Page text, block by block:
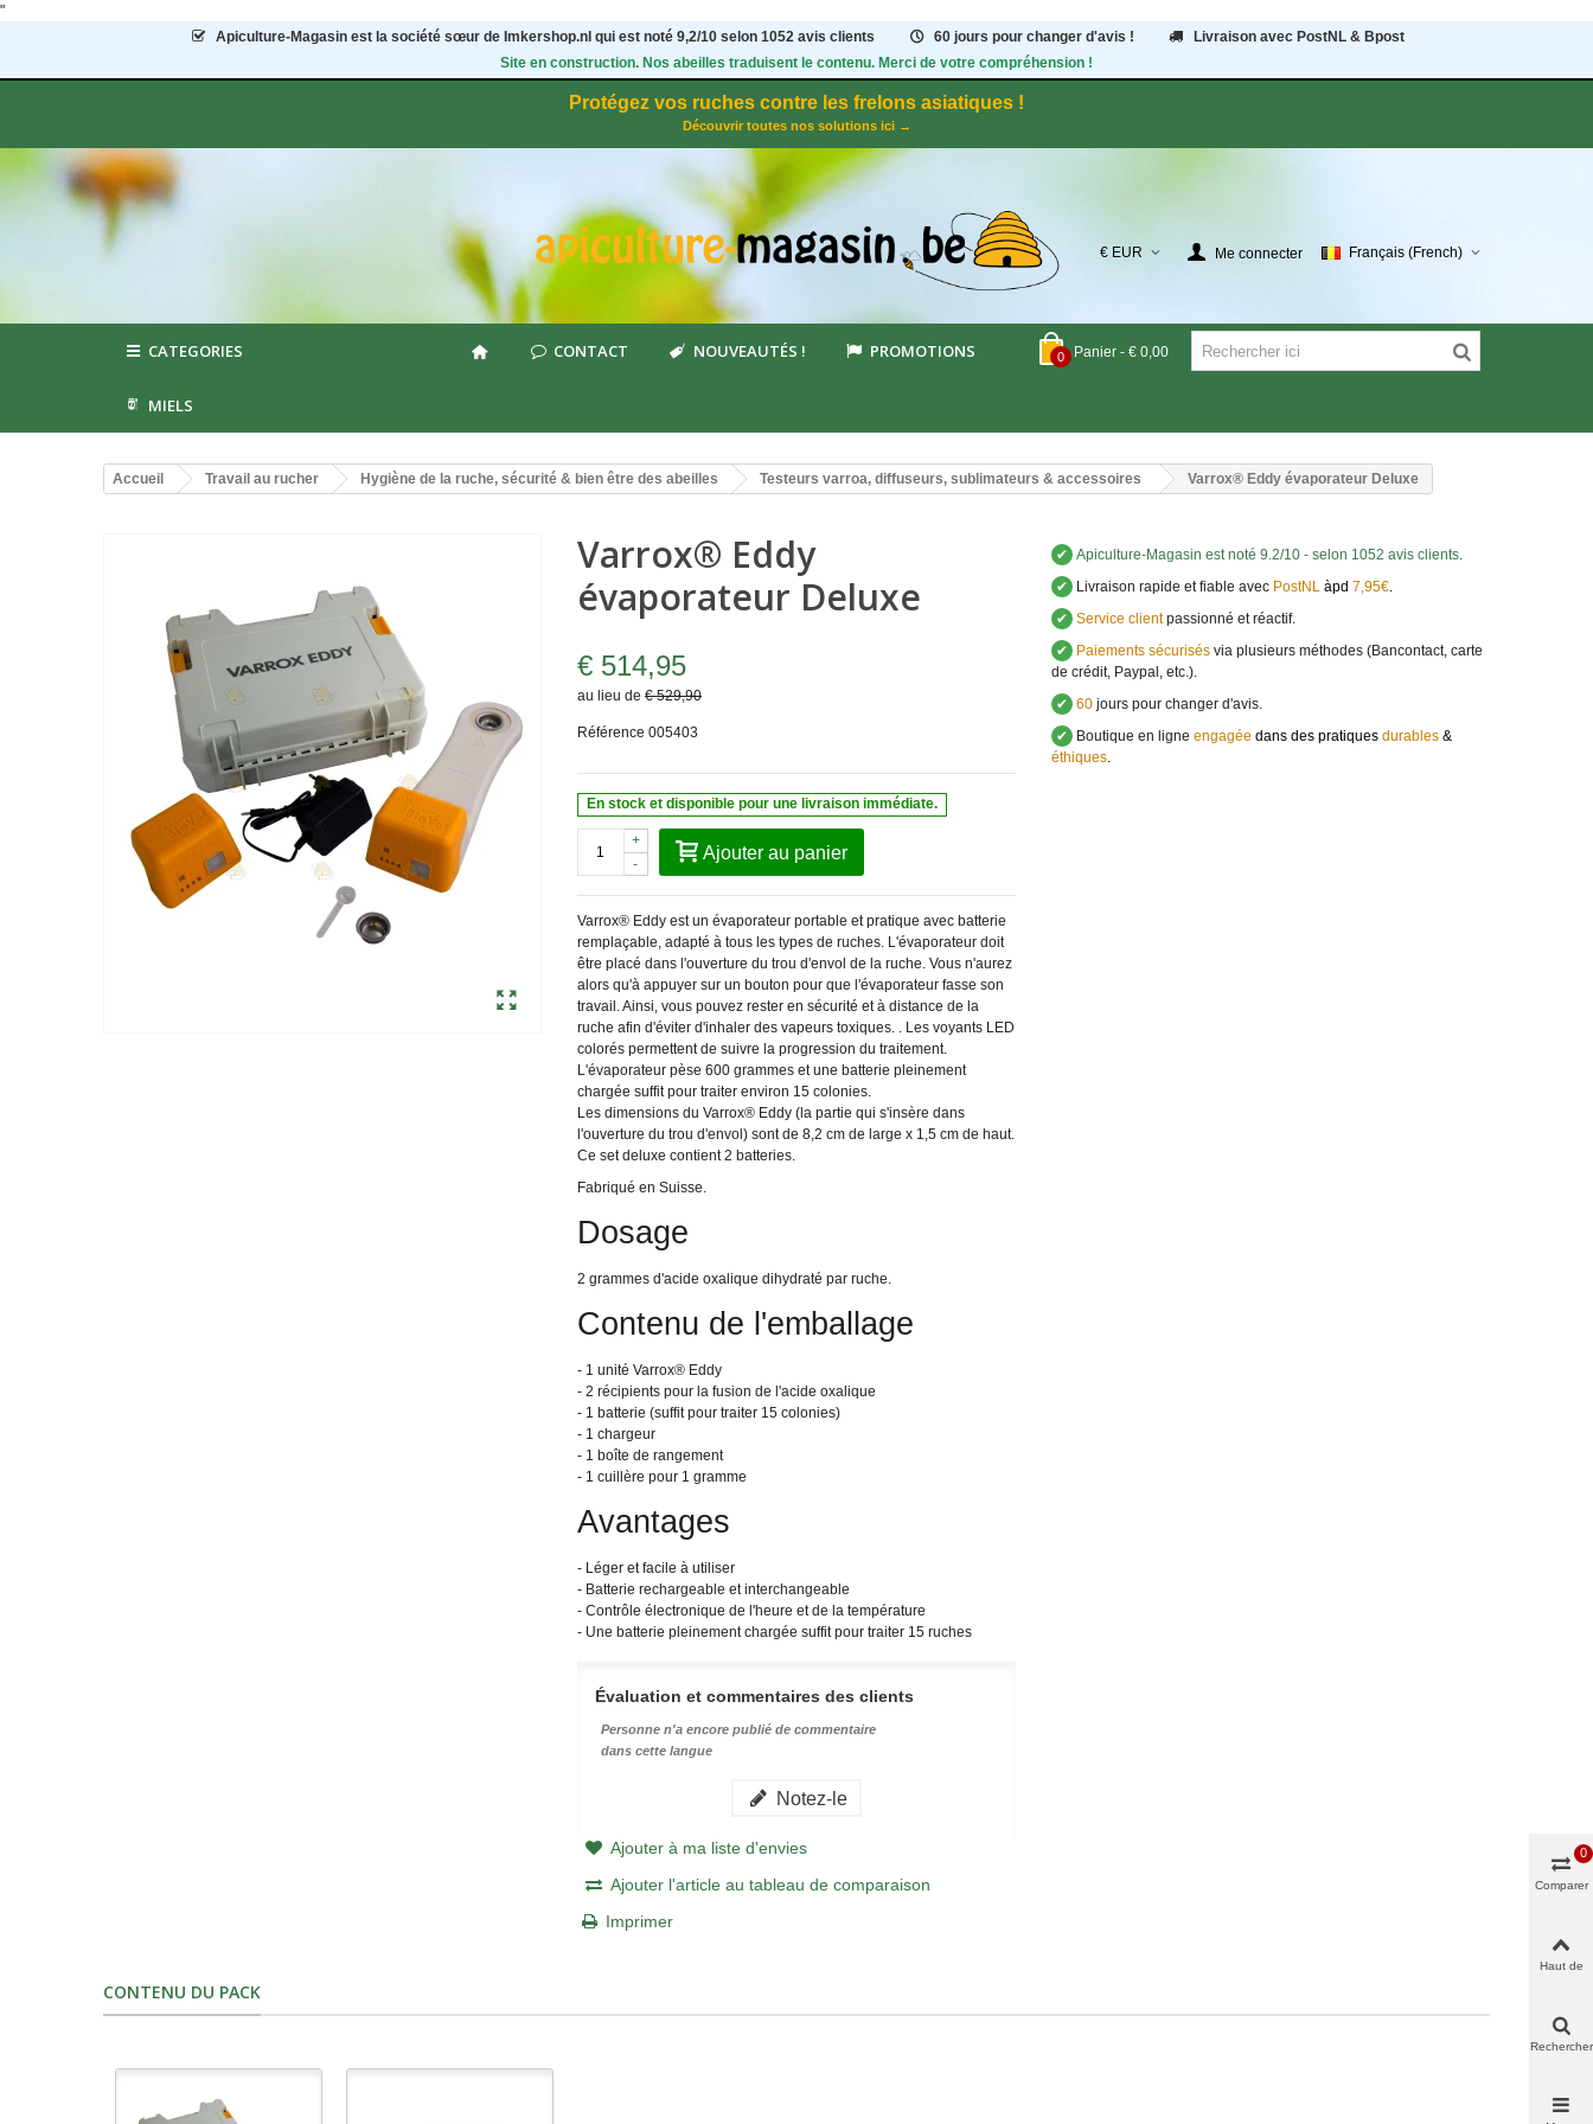
"
Apiculture-Magasin est la société sœur de Imkershop.nl qui est noté 9,2/10 selon 1052avis clients 60 jours pour changer d'avis !
Livraison avec PostNL & Bpost
Site en construction. Nos abeilles traduisent le contenu. Merci de votre compréhension !
Protégez vos ruches contre les frelons asiatiques !
Découvrir toutes nos solutions ici →
€ EUR Me connecter Français (French)
0 Panier - € 0,00
CATEGORIES CONTACT NOUVEAUTÉS ! PROMOTIONS
MIELS
Accueil Travail au rucher Hygiène de la ruche, sécurité & bien être des abeilles Testeurs varroa, diffuseurs, sublimateurs & accessoires Varrox® Eddy évaporateur Deluxe
Varrox® Eddy
évaporateur Deluxe
€ 514,95
au lieu de € 529,90
Référence 005403
En stock et disponible pour une livraison immédiate.
-
+
Ajouter au panier
Varrox® Eddy est un évaporateur portable et pratique avec batterie
remplaçable, adapté à tous les types de ruches. L'évaporateur doit
être placé dans l'ouverture du trou d'envol de la ruche. Vous n'aurez
alors qu'à appuyer sur un bouton pour que l'évaporateur fasse son
travail. Ainsi, vous pouvez rester en sécurité et à distance de la
ruche afin d'éviter d'inhaler des vapeurs toxiques. . Les voyants LED
colorés permettent de suivre la progression du traitement.
L'évaporateur pèse 600 grammes et une batterie pleinement
chargée suffit pour traiter environ 15 colonies.
Les dimensions du Varrox® Eddy (la partie qui s'insère dans
l'ouverture du trou d'envol) sont de 8,2 cm de large x 1,5 cm de haut.
Ce set deluxe contient 2 batteries.
Fabriqué en Suisse.
Dosage
2 grammes d'acide oxalique dihydraté par ruche.
Contenu de l'emballage
- 1 unité Varrox® Eddy
- 2 récipients pour la fusion de l'acide oxalique
- 1 batterie (suffit pour traiter 15 colonies)
- 1 chargeur
- 1 boîte de rangement
- 1 cuillère pour 1 gramme
Avantages
- Léger et facile à utiliser
- Batterie rechargeable et interchangeable
- Contrôle électronique de l'heure et de la température
- Une batterie pleinement chargée suffit pour traiter 15 ruches
Évaluation et commentaires des clients
Personne n'a encore publié de commentaire
dans cette langue
Notez-le
Ajouter à ma liste d'envies
Ajouter l'article au tableau de comparaison
Imprimer
✔ Apiculture-Magasin est noté 9.2/10 - selon 1052 avis clients.
✔ Livraison rapide et fiable avecPostNL àpd 7,95€.
✔ Service clientpassionné et réactif.
✔ Paiements sécurisésvia plusieurs méthodes (Bancontact, carte
de crédit, Paypal, etc.).
✔ 60jours pour changer d'avis.
✔ Boutique en ligne engagée dans des pratiques durables&
éthiques.
CONTENU DU PACK
Comparer
0
Haut de
Rechercher